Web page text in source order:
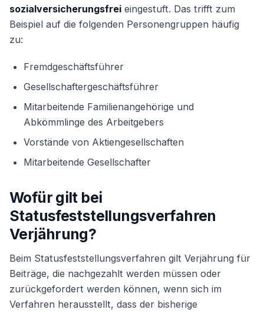
sozialversicherungsfrei eingestuft. Das trifft zum
Beispiel auf die folgenden Personengruppen häufig
zu:
Fremdgeschäftsführer
Gesellschaftergeschäftsführer
Mitarbeitende Familienangehörige und
Abkömmlinge des Arbeitgebers
Vorstände von Aktiengesellschaften
Mitarbeitende Gesellschafter
Wofür gilt bei
Statusfeststellungsverfahren
Verjährung?
Beim Statusfeststellungsverfahren gilt Verjährung für
Beiträge, die nachgezahlt werden müssen oder
zurückgefordert werden können, wenn sich im
Verfahren herausstellt, dass der bisherige